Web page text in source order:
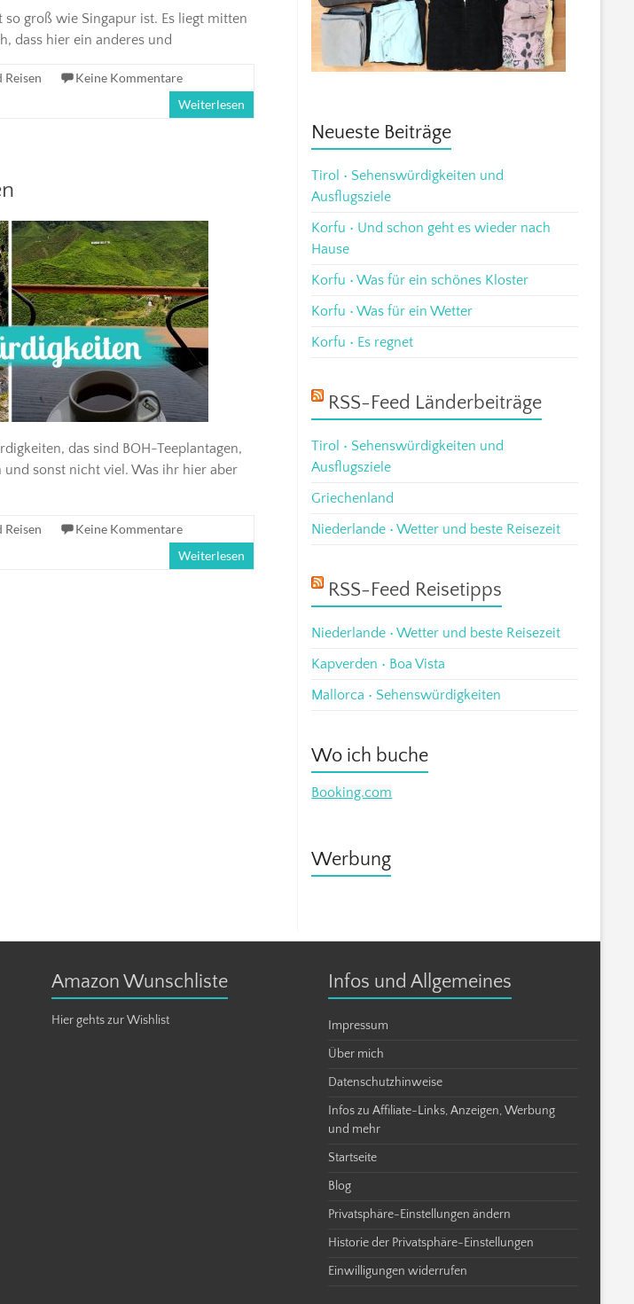
so groß wie Singapur ist. Es liegt mitten
dass hier ein anderes und
Reisen
Keine Kommentare
Weiterlesen
das sind BOH-Teeplantagen,
sonst nicht viel. Was ihr hier aber
Reisen
Keine Kommentare
Weiterlesen
Neueste Beiträge
Tirol • Sehenswürdigkeiten und
Ausflugsziele
Korfu • Und schon geht es wieder nach
Hause
Korfu • Was für ein schönes Kloster
Korfu • Was für ein Wetter
Korfu • Es regnet
RSS-Feed Länderbeiträge
Tirol • Sehenswürdigkeiten und
Ausflugsziele
Griechenland
Niederlande • Wetter und beste Reisezeit
RSS-Feed Reisetipps
Niederlande • Wetter und beste Reisezeit
Kapverden • Boa Vista
Mallorca • Sehenswürdigkeiten
Wo ich buche
Booking.com
Werbung
Amazon Wunschliste
Hier gehts zur Wishlist
Infos und Allgemeines
Impressum
Über mich
Datenschutzhinweise
Infos zu Affiliate-Links, Anzeigen, Werbung
und mehr
Startseite
Blog
Privatsphäre-Einstellungen ändern
Historie der Privatsphäre-Einstellungen
Einwilligungen widerrufen